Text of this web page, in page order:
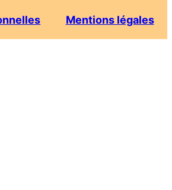
Mentions légales